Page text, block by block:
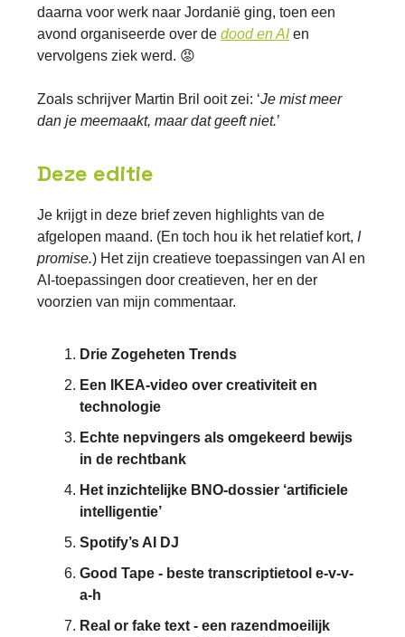
daarna voor werk naar Jordanië ging, toen een
avond organiseerde over de dood en AIen
vervolgens ziek werd. 😡
Zoals schrijver Martin Bril ooit zei: ‘Je mist meer
dan je meemaakt, maar dat geeft niet.’
Deze editie
Je krijgt in deze brief zeven highlights van de
afgelopen maand. (En toch hou ik het relatief kort, I
promise.) Het zijn creatieve toepassingen van AI en
AI-toepassingen door creatieven, her en der
voorzien van mijn commentaar.
Drie Zogeheten Trends
Een IKEA-video over creativiteit en
technologie
Echte nepvingers als omgekeerd bewijs
in de rechtbank
Het inzichtelijke BNO-dossier ‘artificiele
intelligentie’
Spotify’s AI DJ
Good Tape - beste transcriptietool e-v-v-
a-h
Real or fake text - een razendmoeilijk